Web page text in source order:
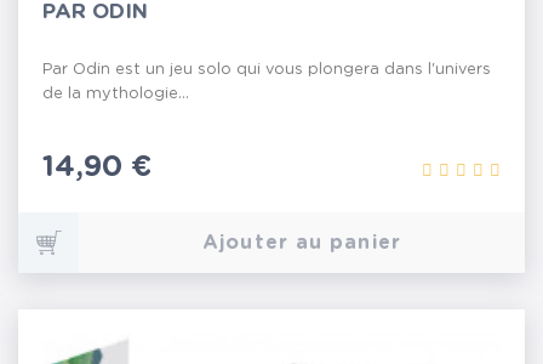
PAR ODIN
Par Odin est un jeu solo qui vous plongera dans l'univers
de la mythologie...
Prix
14,90 €
Ajouter au panier